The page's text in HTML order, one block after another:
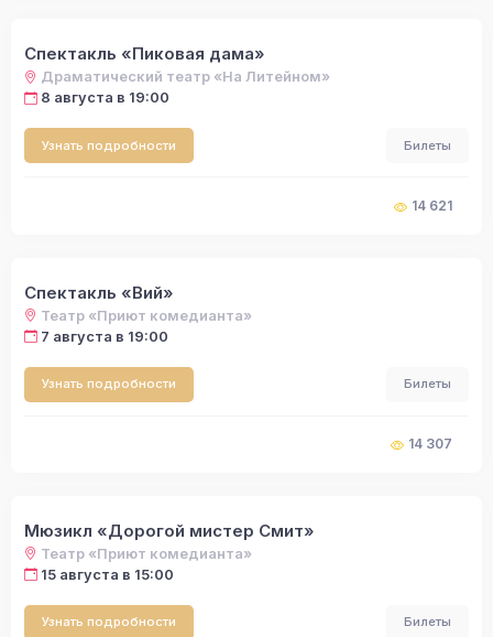
Спектакль «Пиковая дама»
Драматический театр «На Литейном»
8 августа в 19:00
Узнать подробности Билеты
14 621
Спектакль «Вий»
Театр «Приют комедианта»
7 августа в 19:00
Узнать подробности Билеты
14 307
Мюзикл «Дорогой мистер Смит»
Театр «Приют комедианта»
15 августа в 15:00
Узнать подробности Билеты